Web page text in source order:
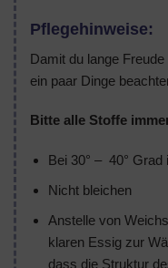
Pflegehinweise:
Damit du lange
ein paar Dinge
Bitte alle Stoffe
Bei 30° – 40°
Nicht bleichen
Anstelle von
klaren Essig zur
dass die Struktur